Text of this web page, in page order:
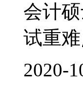
会计
试重
2020-